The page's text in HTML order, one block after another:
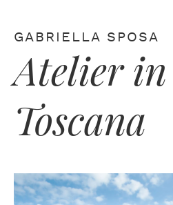
GABRIELLA SPOSA
Atelier in
Toscana